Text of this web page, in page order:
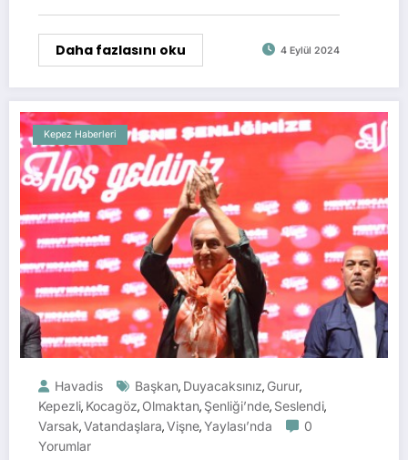
Daha fazlasını oku 4 Eylül 2024
Kepez Haberleri
Havadis Başkan, Duyacaksınız, Gurur,
Kepezli, Kocagöz, Olmaktan, Şenliği’nde, Seslendi,
Varsak,Vatandaşlara,Vişne,Yaylası’nda
0
Yorumlar